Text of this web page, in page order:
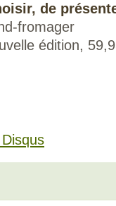
de
fromager
édition,
Disqus